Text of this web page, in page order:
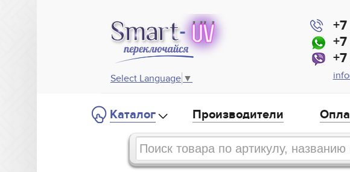
Select Language ▼
Каталог Производители